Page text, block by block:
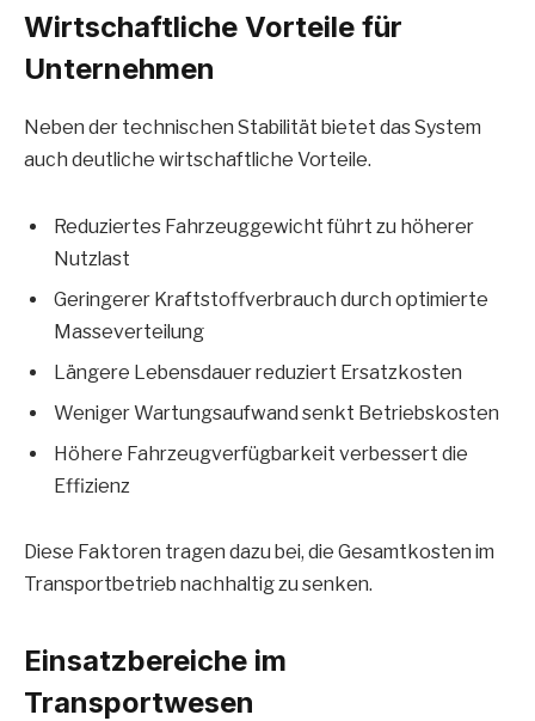
Wirtschaftliche Vorteile für
Unternehmen
Neben der technischen Stabilität bietet das System
auch deutliche wirtschaftliche Vorteile.
Reduziertes Fahrzeuggewicht führt zu höherer
Nutzlast
Geringerer Kraftstoffverbrauch durch optimierte
Masseverteilung
Längere Lebensdauer reduziert Ersatzkosten
Weniger Wartungsaufwand senkt Betriebskosten
Höhere Fahrzeugverfügbarkeit verbessert die
Effizienz
Diese Faktoren tragen dazu bei, die Gesamtkosten im
Transportbetrieb nachhaltig zu senken.
Einsatzbereiche im
Transportwesen